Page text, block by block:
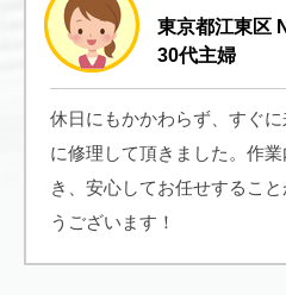
東京都江東区
30代主婦
休日にもかかわらず、すぐ
に修理して頂きました。作
き、安心してお任せするこ
うございます！